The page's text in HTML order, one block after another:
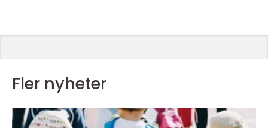
Fler nyheter